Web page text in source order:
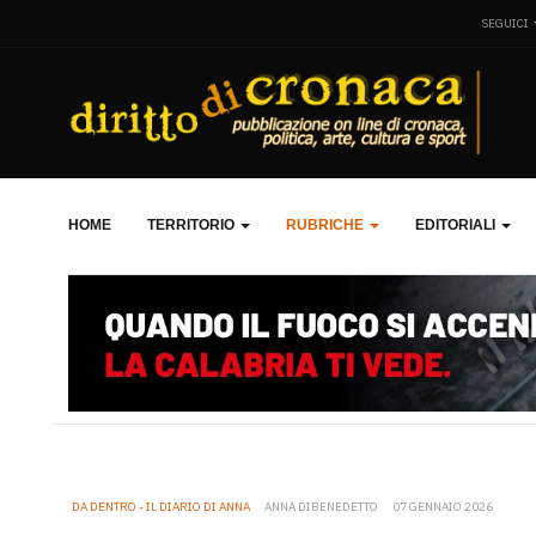
SEGUICI
HOME TERRITORIO RUBRICHE EDITORIALI
DA DENTRO - IL DIARIO DI ANNA ANNA DIBENEDETTO 07 GENNAIO 2026